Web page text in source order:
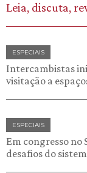
Leia, discuta,
ESPECIAIS
Intercambistas
visitação a
ESPECIAIS
Em congresso no
desafios do